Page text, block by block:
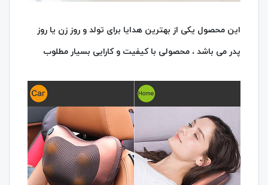
این محصول یکی از بهترین هدایا برای تولد و روز زن یا روز
پدر می باشد ، محصولی با کیفیت و کارایی بسیار مطلوب